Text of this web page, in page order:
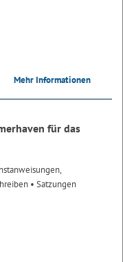
Mehr Informationen
für das
• Satzungen